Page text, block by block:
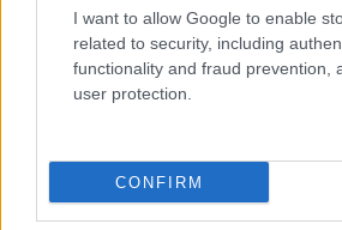
I want to allow Google to enable
related to security, including
functionality and fraud prevention,
user protection.
CONFIRM
Analisi dettagliata delle stime finanziarie
nel 2026
Edoardo Vitali · 6 Ago 2026